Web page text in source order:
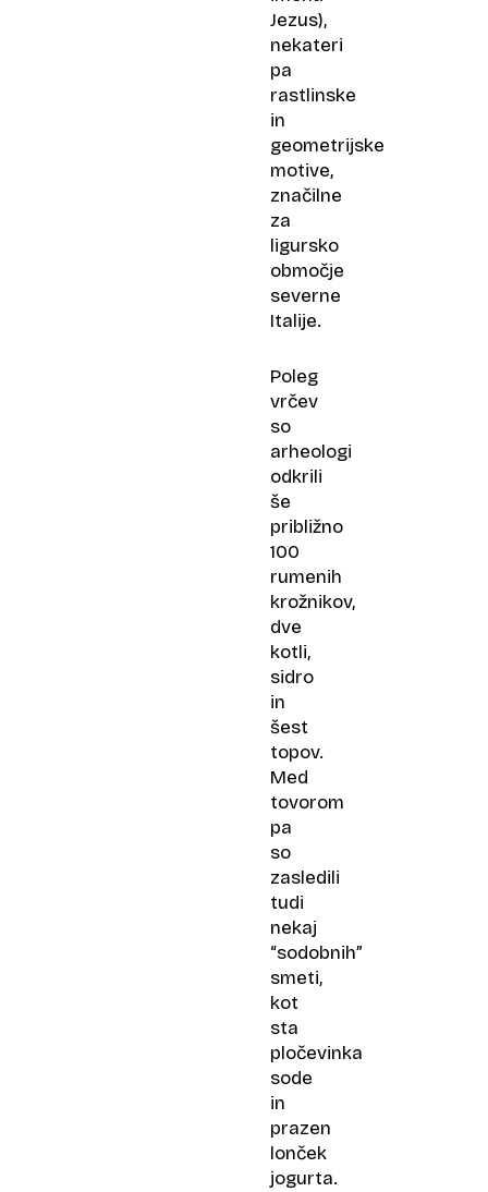
Jezus),
nekateri
pa
rastlinske
in
geometrijske
motive,
značilne
za
ligursko
območje
severne
Italije.
Poleg
vrčev
so
arheologi
odkrili
še
približno
100
rumenih
krožnikov,
dve
kotli,
sidro
in
šest
topov.
Med
tovorom
pa
so
zasledili
tudi
nekaj
“sodobnih”
smeti,
kot
sta
pločevinka
sode
in
prazen
lonček
jogurta.